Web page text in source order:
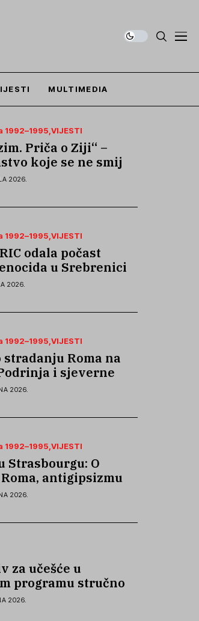
MULTIMEDIA
1992–1995 VIJESTI
Priča o Ziji“ –
koje se ne smije
2026.
1992–1995 VIJESTI
odala počast
u Srebrenici i
stradanje Roma iz
2026.
1992–1995 VIJESTI
Roma na
i sjeverne
godine
2026.
1992–1995 VIJESTI
Strasbourgu: O
antigipsizmu i
govora mržnje
2026.
za učešće u
programu stručnog
i podrške pri
2026.